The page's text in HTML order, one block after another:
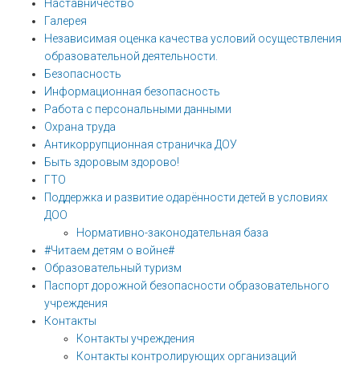
Наставничество
Галерея
Независимая оценка качества условий осуществления
образовательной деятельности.
Безопасность
Информационная безопасность
Работа с персональными данными
Охрана труда
Антикоррупционная страничка ДОУ
Быть здоровым здорово!
ГТО
Поддержка и развитие одарённости детей в условиях
ДОО
Нормативно-законодательная база
#Читаем детям о войне#
Образовательный туризм
Паспорт дорожной безопасности образовательного
учреждения
Контакты
Контакты учреждения
Контакты контролирующих организаций